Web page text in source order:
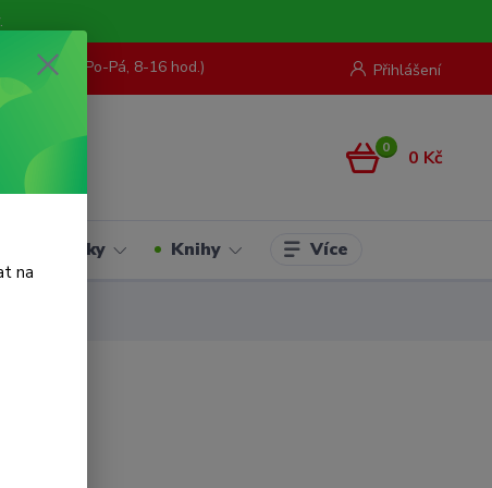
Přihlášení
967 062 (Po-Pá, 8-16 hod.)
0 0 Kč
Hračky Knihy Více
na